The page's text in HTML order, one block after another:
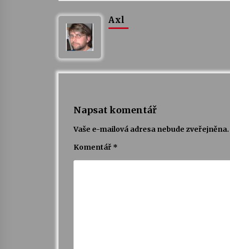
Axl
Napsat komentář
Vaše e-mailová adresa nebude zveřejněna.
Komentář *